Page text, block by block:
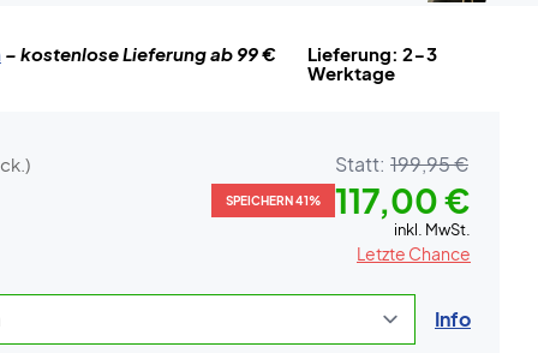
– kostenlose Lieferung ab 99 €
Lieferung: 2-3
Werktage
Statt: 199,95 €
SPEICHERN 41% 117,00 €
inkl. MwSt.
Letzte Chance
Info